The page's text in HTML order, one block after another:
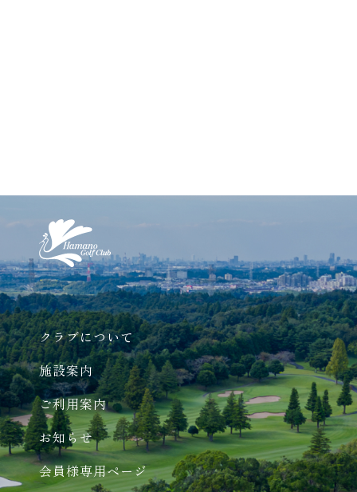
クラブについて
施設案内
ご利用案内
お知らせ
会員様専用ページ